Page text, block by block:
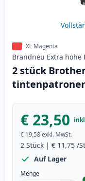
XL Magenta
Brandneu Extra hohe
2 stück
€ 23,50
€ 19,58exkl. MwSt.
2 Stück | € 11,75 /
Auf Lager
Menge